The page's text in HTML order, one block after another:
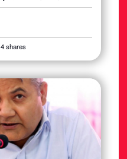
shares